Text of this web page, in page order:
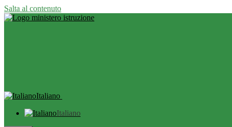
Salta al contenuto
Italiano
Italiano